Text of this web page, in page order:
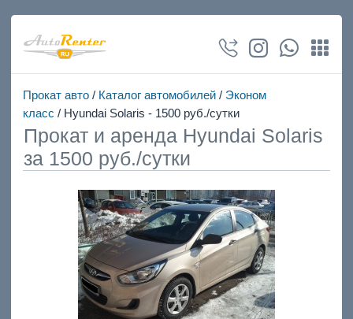
Прокат авто/ Каталог автомобилей/ Эконом
класс / Hyundai Solaris - 1500 руб./сутки
Прокат и аренда Hyundai Solaris
за 1500 руб./сутки